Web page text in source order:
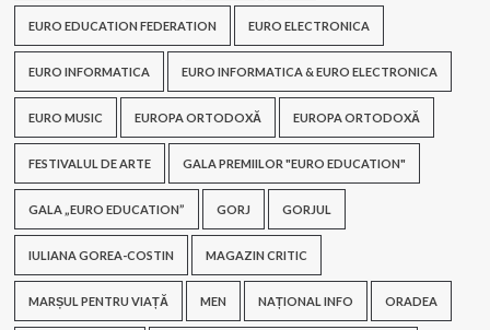
EURO EDUCATION FEDERATION EURO ELECTRONICA
EURO INFORMATICA EURO INFORMATICA & EURO ELECTRONICA
EURO MUSIC EUROPA ORTODOXĂ EUROPA ORTODOXĂ
FESTIVALUL DE ARTE GALA PREMIILOR "EURO EDUCATION"
GALA „EURO EDUCATION” GORJ GORJUL
IULIANA GOREA-COSTIN MAGAZIN CRITIC
MARȘUL PENTRU VIAȚĂ MEN NAȚIONAL INFO ORADEA